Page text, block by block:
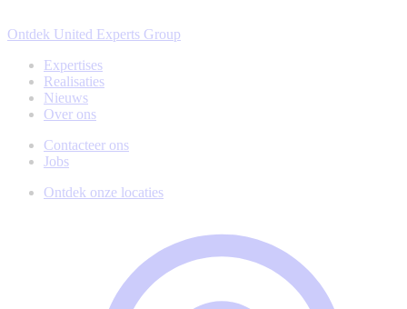
Ontdek United Experts Group
Expertises
Realisaties
Nieuws
Over ons
Contacteer ons
Jobs
Ontdek onze locaties